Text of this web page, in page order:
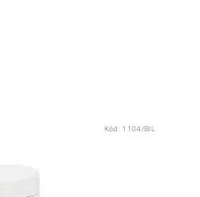
Kód: 1104/BIL